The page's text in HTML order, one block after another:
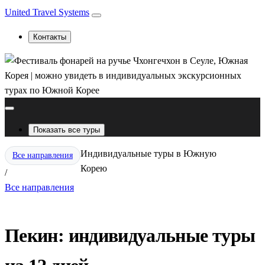
United Travel Systems
Контакты
Показать все туры
Все направления
/
Индивидуальные туры в Южную
Корею
Все направления
Пекин: индивидуальные туры